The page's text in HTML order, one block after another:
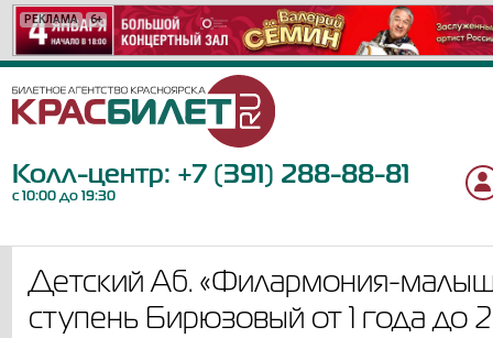
РЕКЛАМА 6+
РЕКЛАМА 6+
РЕКЛАМА 6+
РЕКЛАМА 12+
РЕКЛАМА 12+
РЕКЛАМА 12+
РЕКЛАМА 18+
РЕКЛАМА 16+
РЕКЛАМА 12+
РЕКЛАМА 18+
РЕКЛАМА 6+
РЕКЛАМА 6+
РЕКЛАМА 12+
РЕКЛАМА 12+
РЕКЛАМА 16+
РЕКЛАМА 0+
РЕКЛАМА 12+
РЕКЛАМА 6+
РЕКЛАМА 12+
РЕКЛАМА 12+
Колл-центр: +7 (391) 288-88-81
с 10:00 до 19:30
Детский Аб. «Филармония-
ступень Бирюзовый от 1 года до